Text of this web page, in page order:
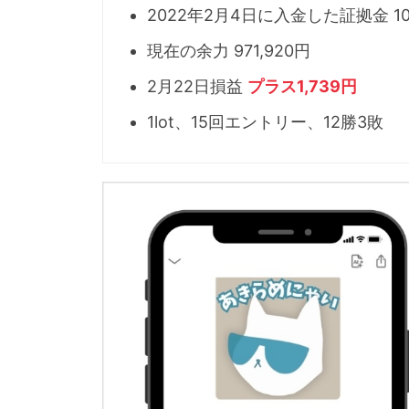
2022年2月4日に入金した証拠金
現在の余力 971,920円
2月22日損益 プラス1,739円
1lot、15回エントリー、12勝3敗